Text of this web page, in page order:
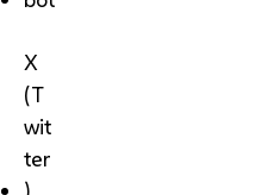
X
(T
wit
ter